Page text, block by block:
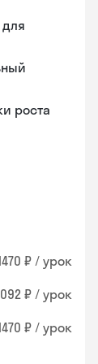
для
роста
₽ / урок
₽ / урок
₽ / урок